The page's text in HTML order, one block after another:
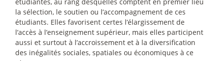
la sélection, le soutien ou l’accompagnement de ces
étudiants. Elles favorisent certes l’élargissement de
l’accès à l’enseignement supérieur, mais elles participent
aussi et surtout à l’accroissement et à la diversification
des inégalités sociales, spatiales ou économiques à ce